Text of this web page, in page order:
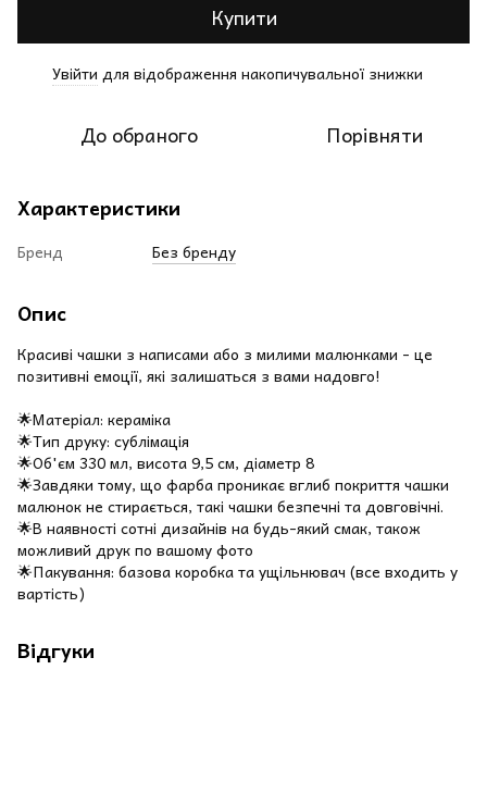
Купити
Увійти для відображення накопичувальної знижки
До обраного Порівняти
Характеристики
Бренд Без бренду
Опис
Красиві чашки з написами або з милими малюнками - це
позитивні емоції, які залишаться з вами надовго!
🌟Матеріал: кераміка
🌟Тип друку: сублімація
🌟Об'єм 330 мл, висота 9,5 см, діаметр 8
🌟Завдяки тому, що фарба проникає вглиб покриття чашки
малюнок не стирається, такі чашки безпечні та довговічні.
🌟В наявності сотні дизайнів на будь-який смак, також
можливий друк по вашому фото
🌟Пакування: базова коробка та ущільнювач (все входить у
вартість)
Відгуки